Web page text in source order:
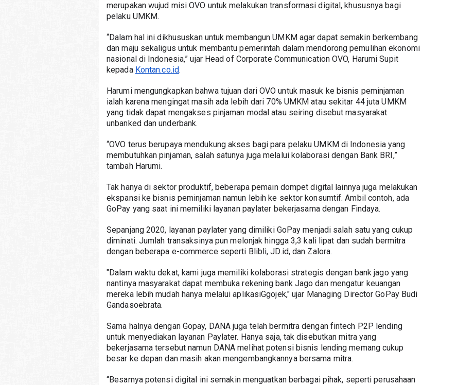
merupakan wujud misi OVO untuk melakukan transformasi digital, khususnya bagi
pelaku UMKM.
“Dalam hal ini dikhususkan untuk membangun UMKM agar dapat semakin berkembang
dan maju sekaligus untuk membantu pemerintah dalam mendorong pemulihan ekonomi
nasional di Indonesia,” ujar Head of Corporate Communication OVO, Harumi Supit
kepada Kontan.co.id.
Harumi mengungkapkan bahwa tujuan dari OVO untuk masuk ke bisnis peminjaman
ialah karena mengingat masih ada lebih dari 70% UMKM atau sekitar 44 juta UMKM
yang tidak dapat mengakses pinjaman modal atau seiring disebut masyarakat
unbanked dan underbank.
“OVO terus berupaya mendukung akses bagi para pelaku UMKM di Indonesia yang
membutuhkan pinjaman, salah satunya juga melalui kolaborasi dengan Bank BRI,”
tambah Harumi.
Tak hanya di sektor produktif, beberapa pemain dompet digital lainnya juga melakukan
ekspansi ke bisnis peminjaman namun lebih ke sektor konsumtif. Ambil contoh, ada
GoPay yang saat ini memiliki layanan paylater bekerjasama dengan Findaya.
Sepanjang 2020, layanan paylater yang dimiliki GoPay menjadi salah satu yang cukup
diminati. Jumlah transaksinya pun melonjak hingga 3,3 kali lipat dan sudah bermitra
dengan beberapa e-commerce seperti Blibli, JD.id, dan Zalora.
"Dalam waktu dekat, kami juga memiliki kolaborasi strategis dengan bank jago yang
nantinya masyarakat dapat membuka rekening bank Jago dan mengatur keuangan
mereka lebih mudah hanya melalui aplikasiGgojek," ujar Managing Director GoPay Budi
Gandasoebrata.
Sama halnya dengan Gopay, DANA juga telah bermitra dengan fintech P2P lending
untuk menyediakan layanan Paylater. Hanya saja, tak disebutkan mitra yang
bekerjasama tersebut namun DANA melihat potensi bisnis lending memang cukup
besar ke depan dan masih akan mengembangkannya bersama mitra.
“Besarnya potensi digital ini semakin menguatkan berbagai pihak, seperti perusahaan